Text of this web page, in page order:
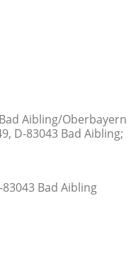
Aibling/Oberbayern
D-83043 Bad Aibling;
Bad Aibling